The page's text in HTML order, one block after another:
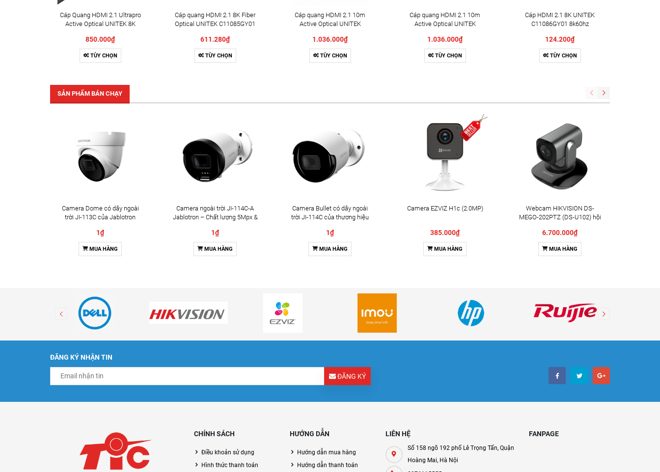
Cáp Quang HDMI 2.1 Ultrapro
Active Optical UNITEK 8K
850.000₫
TÙY CHỌN
Cáp quang HDMI 2.1 8K Fiber
Optical UNITEK C11085GY01
611.280₫
TÙY CHỌN
Cáp quang HDMI 2.1 10m
Active Optical UNITEK
1.036.000₫
TÙY CHỌN
Cáp quang HDMI 2.1 10m
Active Optical UNITEK
1.036.000₫
TÙY CHỌN
Cáp HDMI 2.1 8K UNITEK
C11086GY01 8k60hz
124.200₫
TÙY CHỌN
SẢN PHẨM BÁN CHẠY
Camera Dome có dây ngoài
trời JI-113C của Jablotron
1₫
MUA HÀNG
Camera ngoài trời JI-114C-A
Jablotron – Chất lượng 5Mpx &
1₫
MUA HÀNG
Camera Bullet có dây ngoài
trời JI-114C của thương hiệu
1₫
MUA HÀNG
Camera EZVIZ H1c (2.0MP)
385.000₫
MUA HÀNG
Webcam HIKVISION DS-
MEGO-202PTZ (DS-U102) hội
6.700.000₫
MUA HÀNG
ĐĂNG KÝ NHẬN TIN
ĐĂNG KÝ
CHÍNH SÁCH
Điều khoản sử dụng
Hình thức thanh toán
HƯỚNG DẪN
Hướng dẫn mua hàng
Hướng dẫn thanh toán
LIÊN HỆ
Số 158 ngõ 192 phố Lê Trọng Tấn, Quận
Hoàng Mai, Hà Nội
FANPAGE